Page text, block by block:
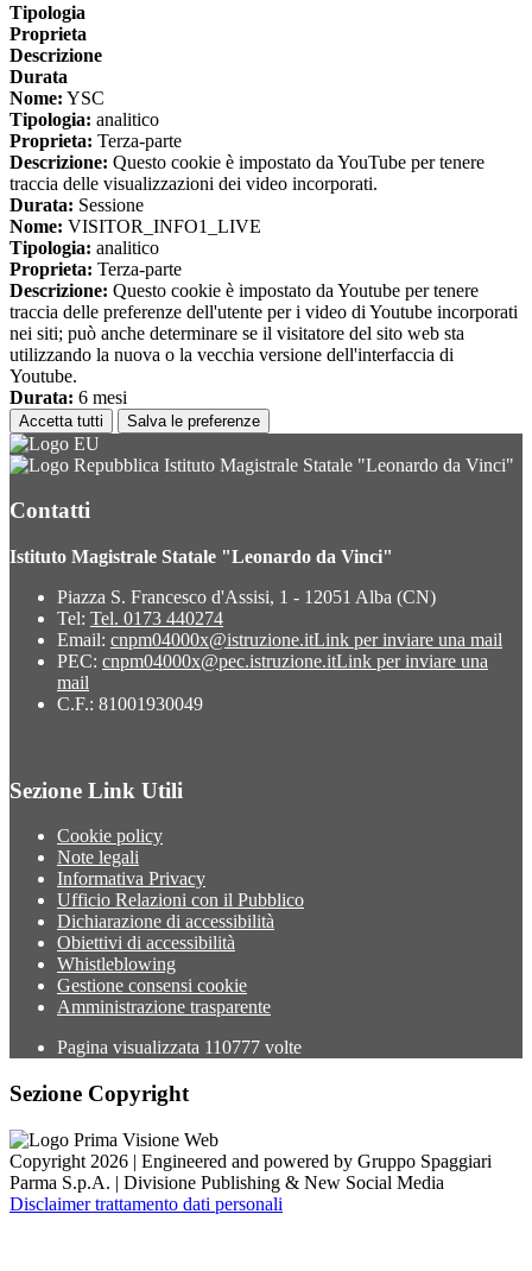
Tipologia
Proprieta
Descrizione
Durata
Nome: YSC
Tipologia: analitico
Proprieta: Terza-parte
Descrizione: Questo cookie è impostato da YouTube per tenere
traccia delle visualizzazioni dei video incorporati.
Durata: Sessione
Nome: VISITOR_INFO1_LIVE
Tipologia: analitico
Proprieta: Terza-parte
Descrizione: Questo cookie è impostato da Youtube per tenere
traccia delle preferenze dell'utente per i video di Youtube incorporati
nei siti; può anche determinare se il visitatore del sito web sta
utilizzando la nuova o la vecchia versione dell'interfaccia di
Youtube.
Durata: 6 mesi
Accetta tutti Salva le preferenze
Istituto Magistrale Statale "Leonardo da Vinci"
Contatti
Istituto Magistrale Statale "Leonardo da Vinci"
Piazza S. Francesco d'Assisi, 1 - 12051 Alba (CN)
Tel: Tel. 0173 440274
Email: cnpm04000x@istruzione.itLink per inviare una mail
PEC: cnpm04000x@pec.istruzione.itLink per inviare una
mail
C.F.: 81001930049
Sezione Link Utili
Cookie policy
Note legali
Informativa Privacy
Ufficio Relazioni con il Pubblico
Dichiarazione di accessibilità
Obiettivi di accessibilità
Whistleblowing
Gestione consensi cookie
Amministrazione trasparente
Pagina visualizzata 110777 volte
Sezione Copyright
Copyright 2026 | Engineered and powered by Gruppo Spaggiari
Parma S.p.A. | Divisione Publishing & New Social Media
Disclaimer trattamento dati personali